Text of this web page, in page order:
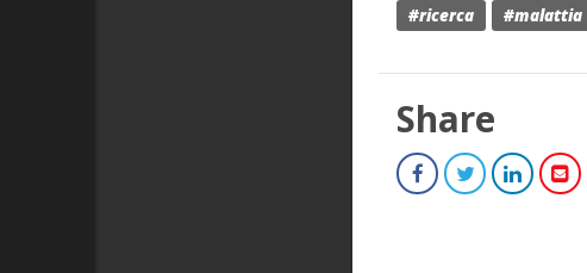
#ricerca #malattia
Share